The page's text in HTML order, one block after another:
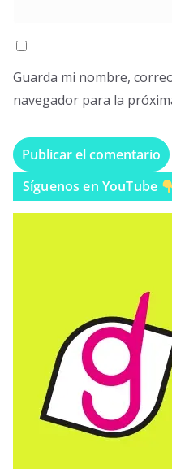
Guarda mi nombre,
navegador para la
Síguenos en YouTube